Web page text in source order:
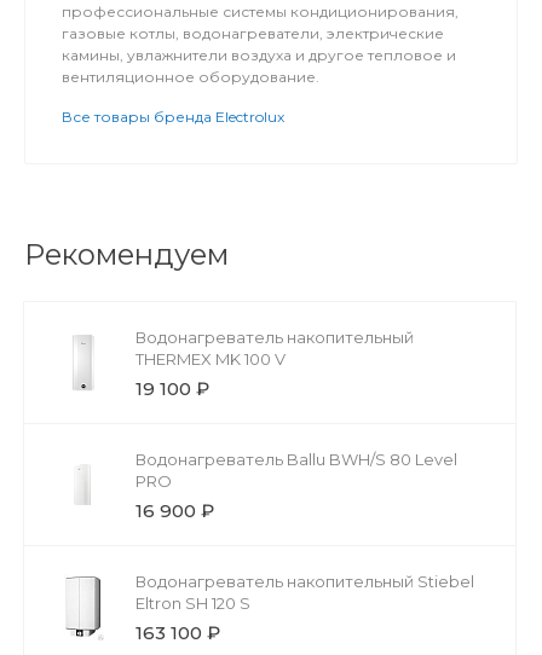
профессиональные системы кондиционирования,
газовые котлы, водонагреватели, электрические
камины, увлажнители воздуха и другое тепловое и
вентиляционное оборудование.
Все товары бренда Electrolux
Рекомендуем
Водонагреватель накопительный
THERMEX MK 100 V
19 100 ₽
Водонагреватель Ballu BWH/S 80 Level
PRO
16 900 ₽
Водонагреватель накопительный Stiebel
Eltron SH 120 S
163 100 ₽